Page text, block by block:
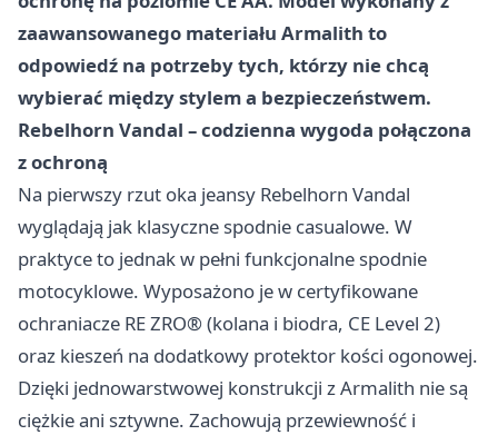
zaawansowanego materiału Armalith to
odpowiedź na potrzeby tych, którzy nie chcą
wybierać między stylem a bezpieczeństwem.
Rebelhorn Vandal – codzienna wygoda połączona
z ochroną
Na pierwszy rzut oka jeansy Rebelhorn Vandal
wyglądają jak klasyczne spodnie casualowe. W
praktyce to jednak w pełni funkcjonalne spodnie
motocyklowe. Wyposażono je w certyfikowane
ochraniacze RE ZRO® (kolana i biodra, CE Level 2)
oraz kieszeń na dodatkowy protektor kości ogonowej.
Dzięki jednowarstwowej konstrukcji z Armalith nie są
ciężkie ani sztywne. Zachowują przewiewność i